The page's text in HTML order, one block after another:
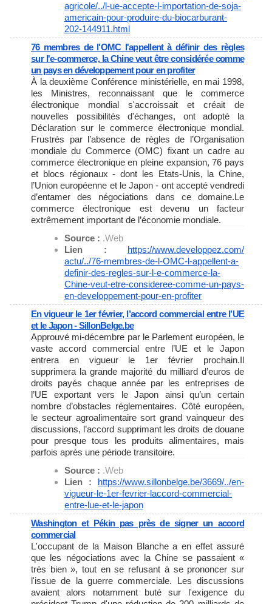
agricole/../l-ue-accepte-l-importation-de-soja-
americain-pour-produire-du-biocarburant-
202-144911.html
76 membres de l'OMC l'appellent à définir des règles
sur l'e-commerce, la Chine veut être considérée comme
un pays en développement pour en profiter
À la deuxième Conférence ministérielle, en mai 1998,
les Ministres, reconnaissant que le commerce
électronique mondial s'accroissait et créait de
nouvelles possibilités d'échanges, ont adopté la
Déclaration sur le commerce électronique mondial.
Frustrés par l’absence de règles de l’Organisation
mondiale du Commerce (OMC) fixant un cadre au
commerce électronique en pleine expansion, 76 pays
et blocs régionaux - dont les Etats-Unis, la Chine,
l’Union européenne et le Japon - ont accepté vendredi
d’entamer des négociations dans ce domaine.Le
commerce électronique est devenu un facteur
extrêmement important de l’économie mondiale.
Source : .Web
Lien : https://www.developpez.com/
actu/../76-membres-de-l-OMC-l-appellent-a-
definir-des-regles-sur-l-e-commerce-la-
Chine-veut-etre-consideree-comme-un-pays-
en-developpement-pour-en-profiter
En vigueur le 1er février, l’accord commercial entre l’UE
et le Japon - SillonBelge.be
Approuvé mi-décembre par le Parlement européen, le
vaste accord commercial entre l’UE et le Japon
entrera en vigueur le 1er février prochain.Il
supprimera la grande majorité du milliard d’euros de
droits payés chaque année par les entreprises de
l’UE exportant vers le Japon ainsi qu’un certain
nombre d’obstacles réglementaires. Côté européen,
le secteur agroalimentaire sort grand vainqueur des
discussions, l’accord supprimant les droits de douane
pour presque tous les produits alimentaires, mais
parfois après une période transitoire.
Source : .Web
Lien : https://www.sillonbelge.be/3669/../en-
vigueur-le-1er-fevrier-laccord-commercial-
entre-lue-et-le-japon
Washington et Pékin pas près de signer un accord
commercial
L'occupant de la Maison Blanche a en effet assuré
que les négociations avec la Chine se passaient «
très bien », tout en se refusant à se prononcer sur
l'issue de la guerre commerciale. Les discussions
avaient alors notamment buté sur l'exigence du